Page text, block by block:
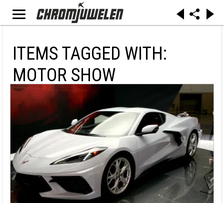
ITEMS TAGGED WITH:
MOTOR SHOW